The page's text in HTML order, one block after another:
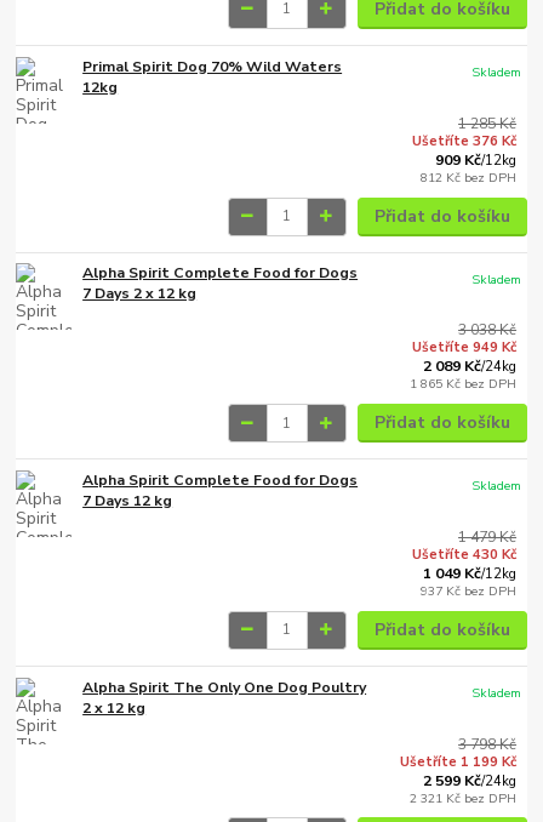
Přidat do košíku
Primal Spirit Dog 70% Wild Waters
12kg
1 285 Kč
Ušetříte 376 Kč
909 Kč/12kg
812 Kč bez DPH
Skladem
Přidat do košíku
Alpha Spirit Complete Food for Dogs
7 Days 2 x 12 kg
3 038 Kč
Ušetříte 949 Kč
2 089 Kč/24kg
1 865 Kč bez DPH
Skladem
Přidat do košíku
Alpha Spirit Complete Food for Dogs
7 Days 12 kg
1 479 Kč
Ušetříte 430 Kč
1 049 Kč/12kg
937 Kč bez DPH
Skladem
Přidat do košíku
Alpha Spirit The Only One Dog Poultry
2 x 12 kg
3 798 Kč
Ušetříte 1 199 Kč
2 599 Kč/24kg
2 321 Kč bez DPH
Skladem